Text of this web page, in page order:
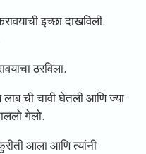
इच्छा दाखविली.
ठरविला.
ची चावी घेतली आणि ज्या
गेलो.
आला आणि त्यांनी